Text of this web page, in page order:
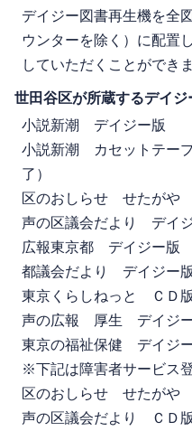
デイジー図書再生機を全
ウンターを除く）に配置
していただくことができま
世田谷区が所蔵するデイ
小説新潮 デイジー版
小説新潮 カセットテー
了）
区のおしらせ せたがや
声の区議会だより デイ
広報東京都 デイジー版
都議会だより デイジー
東京くらしねっと ＣＤ版
声の広報 厚生 デイジ
東京の福祉保健 デイジ
※下記は障害者サービス
区のおしらせ せたが
声の区議会だより ＣＤ版